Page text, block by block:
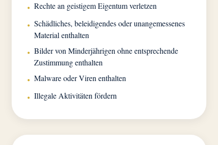
• Rechte an geistigem Eigentum verletzen
• Schädliches, beleidigendes oder unangemessenes
Material enthalten
• Bilder von Minderjährigen ohne entsprechende
Zustimmung enthalten
• Malware oder Viren enthalten
• Illegale Aktivitäten fördern